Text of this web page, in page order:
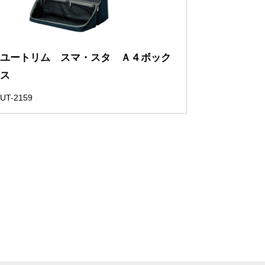
ユートリム スマ・スタ Ａ４ボック
ス
UT-2159